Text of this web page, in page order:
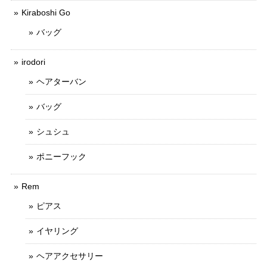
Kiraboshi Go
バッグ
irodori
ヘアターバン
バッグ
シュシュ
ポニーフック
Rem
ピアス
イヤリング
ヘアアクセサリー